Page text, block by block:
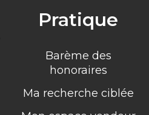
Pratique
Barème des
honoraires
Ma recherche ciblée